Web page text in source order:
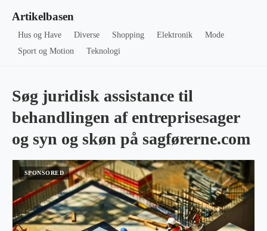
Artikelbasen
Hus og Have Diverse Shopping Elektronik
Mode
Sport og Motion
Teknologi
Søg juridisk assistance til
behandlingen af entreprisesager
og syn og skøn på sagførerne.com